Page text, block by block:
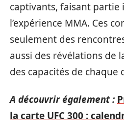
captivants, faisant partie
l’expérience MMA. Ces
seulement des
aussi des révélations de
des capacités de chaque
A découvrir également :
la carte UFC 300 :